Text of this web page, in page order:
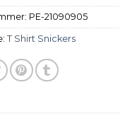
PE-21090905
T Shirt Snickers